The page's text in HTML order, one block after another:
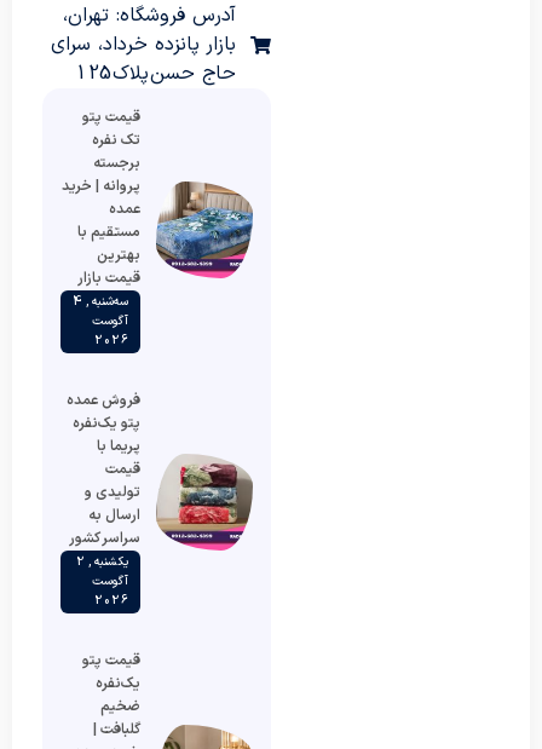
آدرس فروشگاه: تهران،
بازار پانزده خرداد، سرای
حاج حسن پلاک 125
قیمت پتو
تک نفره
برجسته
پروانه | خرید
عمده
مستقیم با
بهترین
قیمت بازار
سه‌شنبه , 4
آگوست
2026
فروش عمده
پتو یک‌نفره
پریما با
قیمت
تولیدی و
ارسال به
سراسر کشور
یکشنبه , 2
آگوست
2026
قیمت پتو
یک‌نفره
ضخیم
گلبافت |